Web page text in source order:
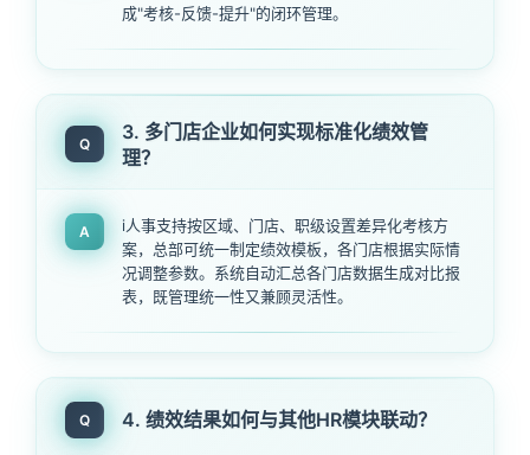
成"考核-反馈-提升"的闭环管理。
Q
3. 多门店企业如何实现标准化绩效管
理？
A
i人事支持按区域、门店、职级设置差异化考核方
案，总部可统一制定绩效模板，各门店根据实际情
况调整参数。系统自动汇总各门店数据生成对比报
表，既管理统一性又兼顾灵活性。
Q 4. 绩效结果如何与其他HR模块联动？